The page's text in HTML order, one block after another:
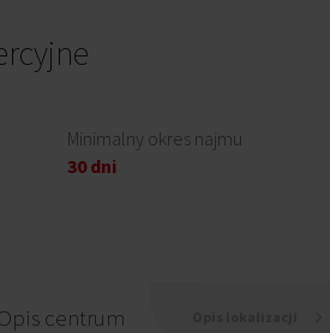
Minimalny okres najmu
30 dni
centrum